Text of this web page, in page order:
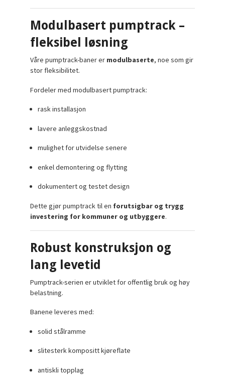
Modulbasert pumptrack –
fleksibel løsning
Våre pumptrack-baner er modulbaserte, noe som gir
stor fleksibilitet.
Fordeler med modulbasert pumptrack:
rask installasjon
lavere anleggskostnad
mulighet for utvidelse senere
enkel demontering og flytting
dokumentert og testet design
Dette gjør pumptrack til en forutsigbar og trygg
investering for kommuner og utbyggere.
Robust konstruksjon og
lang levetid
Pumptrack-serien er utviklet for offentlig bruk og høy
belastning.
Banene leveres med:
solid stålramme
slitesterk kompositt kjøreflate
antiskli topplag